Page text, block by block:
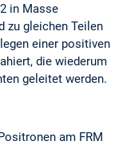
in Masse
zu gleichen Teilen
einer positiven
die wiederum
geleitet werden.
am FRM